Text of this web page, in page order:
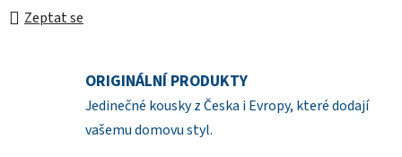
Zeptat se
ORIGINÁLNÍ PRODUKTY
Jedinečné kousky z Česka i Evropy, které dodají
vašemu domovu styl.